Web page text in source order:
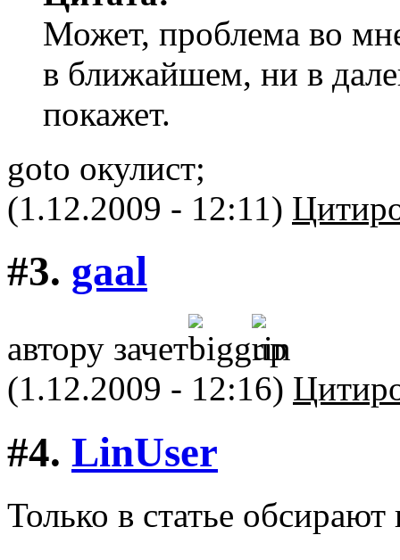
Может, проблема во
в ближайшем, ни в
покажет.
goto окулист;
(1.12.2009 - 12:11)
#3. gaal
автору зачет
(1.12.2009 - 12:16)
#4. LinUser
Только в статье обсирают